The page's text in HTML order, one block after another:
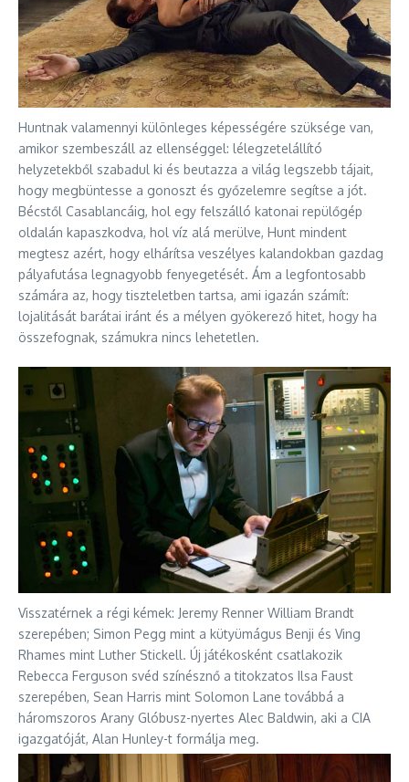
Huntnak valamennyi különleges képességére szüksége van,
amikor szembeszáll az ellenséggel: lélegzetelállító
helyzetekből szabadul ki és beutazza a világ legszebb tájait,
hogy megbüntesse a gonoszt és győzelemre segítse a jót.
Bécstől Casablancáig, hol egy felszálló katonai repülőgép
oldalán kapaszkodva, hol víz alá merülve, Hunt mindent
megtesz azért, hogy elhárítsa veszélyes kalandokban gazdag
pályafutása legnagyobb fenyegetését. Ám a legfontosabb
számára az, hogy tiszteletben tartsa, ami igazán számít:
lojalitását barátai iránt és a mélyen gyökerező hitet, hogy ha
összefognak, számukra nincs lehetetlen.
Visszatérnek a régi kémek: Jeremy Renner William Brandt
szerepében; Simon Pegg mint a kütyümágus Benji és Ving
Rhames mint Luther Stickell. Új játékosként csatlakozik
Rebecca Ferguson svéd színésznő a titokzatos Ilsa Faust
szerepében, Sean Harris mint Solomon Lane továbbá a
háromszoros Arany Glóbusz-nyertes Alec Baldwin, aki a CIA
igazgatóját, Alan Hunley-t formálja meg.